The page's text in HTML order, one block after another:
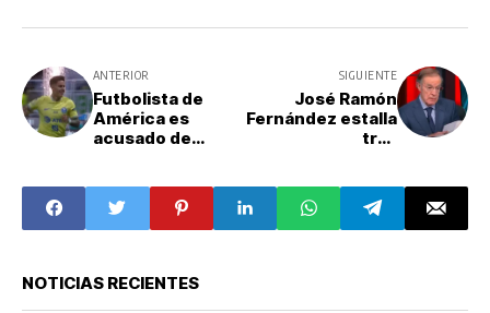
ANTERIOR
Futbolista de
América es
acusado de
Liga MX
SIGUIENTE
José Ramón
Fernández estalla
tras
título más de
mentira"
NOTICIAS RECIENTES